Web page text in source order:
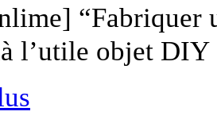
“Fabriquer
l’utile objet